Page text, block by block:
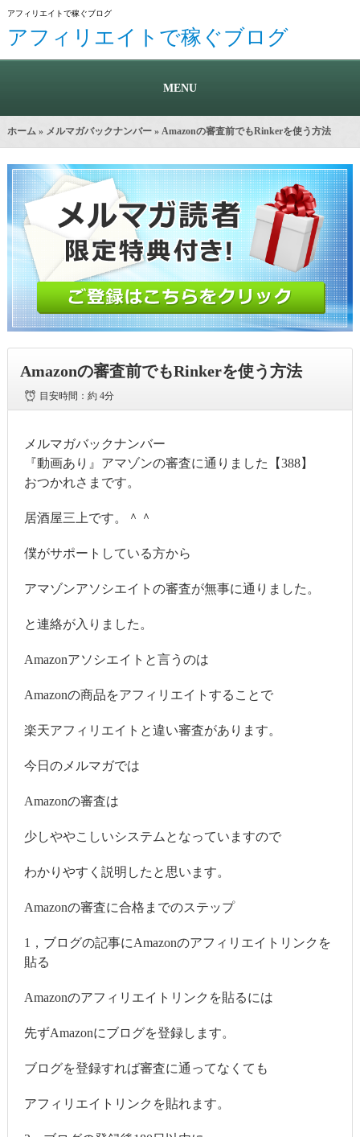
アフィリエイトで稼ぐブログ
アフィリエイトで稼ぐブログ
MENU
ホーム» メルマガバックナンバー» Amazonの審査前でもRinkerを使う方法
Amazonの審査前でもRinkerを使う方法
目安時間：約 4分
メルマガバックナンバー
『動画あり』アマゾンの審査に通りました【388】
おつかれさまです。
居酒屋三上です。＾＾
僕がサポートしている方から
アマゾンアソシエイトの審査が無事に通りました。
と連絡が入りました。
Amazonアソシエイトと言うのは
Amazonの商品をアフィリエイトすることで
楽天アフィリエイトと違い審査があります。
今日のメルマガでは
Amazonの審査は
少しややこしいシステムとなっていますので
わかりやすく説明したと思います。
Amazonの審査に合格までのステップ
1，ブログの記事にAmazonのアフィリエイトリンクを
貼る
Amazonのアフィリエイトリンクを貼るには
先ずAmazonにブログを登録します。
ブログを登録すれば審査に通ってなくても
アフィリエイトリンクを貼れます。